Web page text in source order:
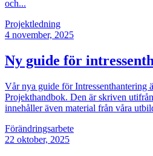
och...
Projektledning
4 november, 2025
Ny guide för
Vår nya guide för Intressenthantering
Projekthandbok. Den är skriven
innehåller även material från våra
Förändringsarbete
22 oktober, 2025